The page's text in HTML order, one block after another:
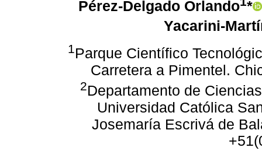
Pérez-Delgado Orlando *
Yacarini-
1Parque Científico
Carretera a Pimentel.
2Departamento de
Universidad Católica
Josemaría Escrivá de